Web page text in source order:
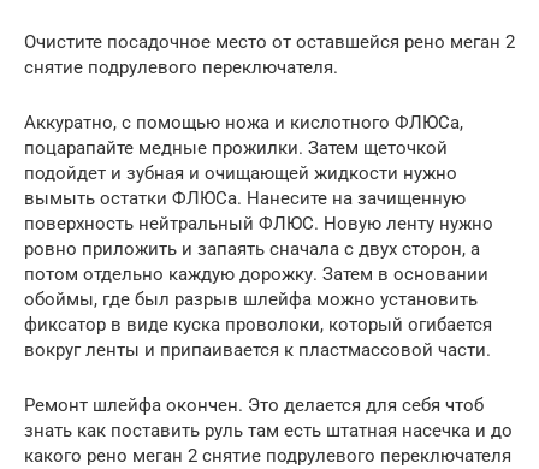
Очистите посадочное место от оставшейся рено меган 2
снятие подрулевого переключателя.
Аккуратно, с помощью ножа и кислотного ФЛЮСа,
поцарапайте медные прожилки. Затем щеточкой
подойдет и зубная и очищающей жидкости нужно
вымыть остатки ФЛЮСа. Нанесите на зачищенную
поверхность нейтральный ФЛЮС. Новую ленту нужно
ровно приложить и запаять сначала с двух сторон, а
потом отдельно каждую дорожку. Затем в основании
обоймы, где был разрыв шлейфа можно установить
фиксатор в виде куска проволоки, который огибается
вокруг ленты и припаивается к пластмассовой части.
Ремонт шлейфа окончен. Это делается для себя чтоб
знать как поставить руль там есть штатная насечка и до
какого рено меган 2 снятие подрулевого переключателя